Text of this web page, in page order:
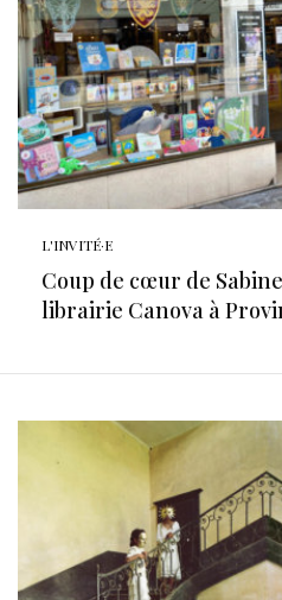
L'INVITÉ·E
Coup de cœur de
librairie Canova à